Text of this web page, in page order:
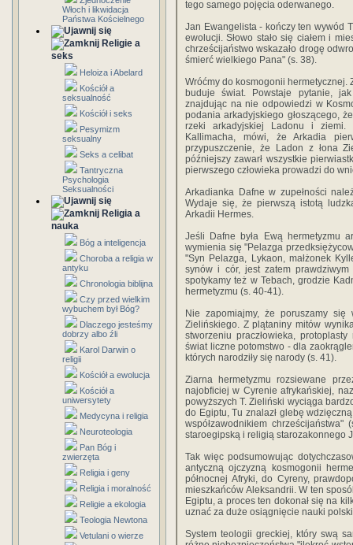
Włoch i likwidacja
Państwa Kościelnego
Religie a
seks
Heloiza i Abelard
Kościół a
seksualność
Kościół i seks
Pesymizm
seksualny
Seks a celibat
Tantryczna
Psychologia
Seksualności
Religia a
nauka
Bóg a inteligencja
Choroba a religia w
antyku
Chronologia biblijna
Czy przed wielkim
wybuchem był Bóg?
Dlaczego jesteśmy
dobrzy albo źli
Karol Darwin o
religii
Kościół a ewolucja
Kościół a
uniwersytety
Medycyna i religia
Neuroteologia
Pan Bóg i
zwierzęta
Religia i geny
Religia i moralność
Religie a ekologia
Teologia Newtona
Vetulani o wierze
tego samego pojęcia oderwanego.
Jan Ewangelista - kończy ten wywód
ewolucji. Słowo stało się ciałem i
chrześcijaństwo wskazało drogę
śmierć wielkiego Pana" (s. 38).
Wróćmy do kosmogonii
buduje świat. Powstaje pytanie,
znajdując na nie odpowiedzi w
podania arkadyjskiego głoszącego,
rzeki arkadyjskiej Ladonu i ziemi.
Kallimacha, mówi, że Arkadia
przypuszczenie, że Ladon z łona
późniejszy zawarł wszystkie
pierwszego człowieka prowadzi do
Arkadianka Dafne w zupełności
Wydaje się, że pierwszą istotą
Arkadii Hermes.
Jeśli Dafne była Ewą hermetyzmu
wymienia się "Pelazga
"Syn Pelazga, Lykaon, małżonek
synów i cór, jest zatem
spotykamy też w Tebach, grodzie
hermetyzmu (s. 40-41).
Nie zapomiajmy, że poruszamy się
Zielińskiego. Z plątaniny mitów
stworzeniu praczłowieka,
świat liczne potomstwo - dla
których narodziły się narody (s. 41).
Ziarna hermetyzmu rozsiewane
najobficiej w Cyrenie afrykańskiej,
powyższych T. Zieliński wyciąga
do Egiptu, Tu znalazł glebę
współzawodnikiem
staroegipską i religią starozakonnego
Tak więc podsumowując
antyczną ojczyzną kosmogonii
północnej Afryki, do Cyreny,
mieszkańców Aleksandrii. W ten
Egiptu, a proces ten dokonał się na
uznać za duże osiągnięcie nauki
System teologii greckiej, który swą